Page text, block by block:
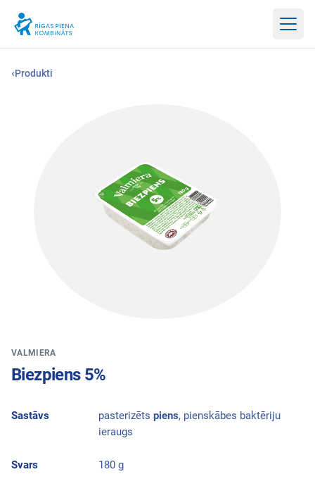
‹Produkti
VALMIERA
Biezpiens 5%
Sastāvs pasterizēts piens, pienskābes baktēriju
ieraugs
Svars 180 g